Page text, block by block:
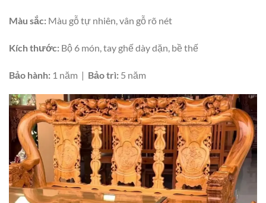
Màu sắc: Màu gỗ tự nhiên, vân gỗ rõ nét
Kích thước: Bộ 6 món, tay ghế dày dặn, bề thế
Bảo hành: 1 năm | Bảo trì: 5 năm